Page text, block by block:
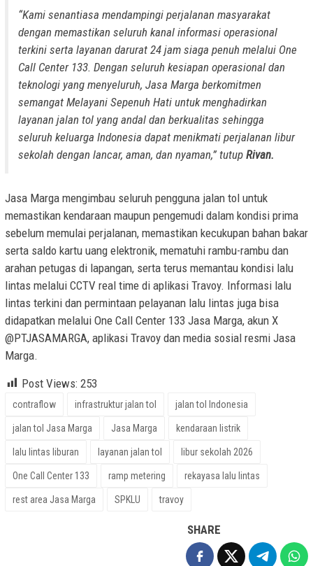
“Kami senantiasa mendampingi perjalanan masyarakat
dengan memastikan seluruh kanal informasi operasional
terkini serta layanan darurat 24 jam siaga penuh melalui One
Call Center 133. Dengan seluruh kesiapan operasional dan
teknologi yang menyeluruh, Jasa Marga berkomitmen
semangat Melayani Sepenuh Hati untuk menghadirkan
layanan jalan tol yang andal dan berkualitas sehingga
seluruh keluarga Indonesia dapat menikmati perjalanan libur
sekolah dengan lancar, aman, dan nyaman,” tutup Rivan.
Jasa Marga mengimbau seluruh pengguna jalan tol untuk
memastikan kendaraan maupun pengemudi dalam kondisi prima
sebelum memulai perjalanan, memastikan kecukupan bahan bakar
serta saldo kartu uang elektronik, mematuhi rambu-rambu dan
arahan petugas di lapangan, serta terus memantau kondisi lalu
lintas melalui CCTV real time di aplikasi Travoy. Informasi lalu
lintas terkini dan permintaan pelayanan lalu lintas juga bisa
didapatkan melalui One Call Center 133 Jasa Marga, akun X
@PTJASAMARGA, aplikasi Travoy dan media sosial resmi Jasa
Marga.
Post Views: 253
contraflow infrastruktur jalan tol jalan tol Indonesia
jalan tol Jasa Marga Jasa Marga kendaraan listrik
lalu lintas liburan layanan jalan tol libur sekolah 2026
One Call Center 133 ramp metering rekayasa lalu lintas
rest area Jasa Marga SPKLU travoy
SHARE